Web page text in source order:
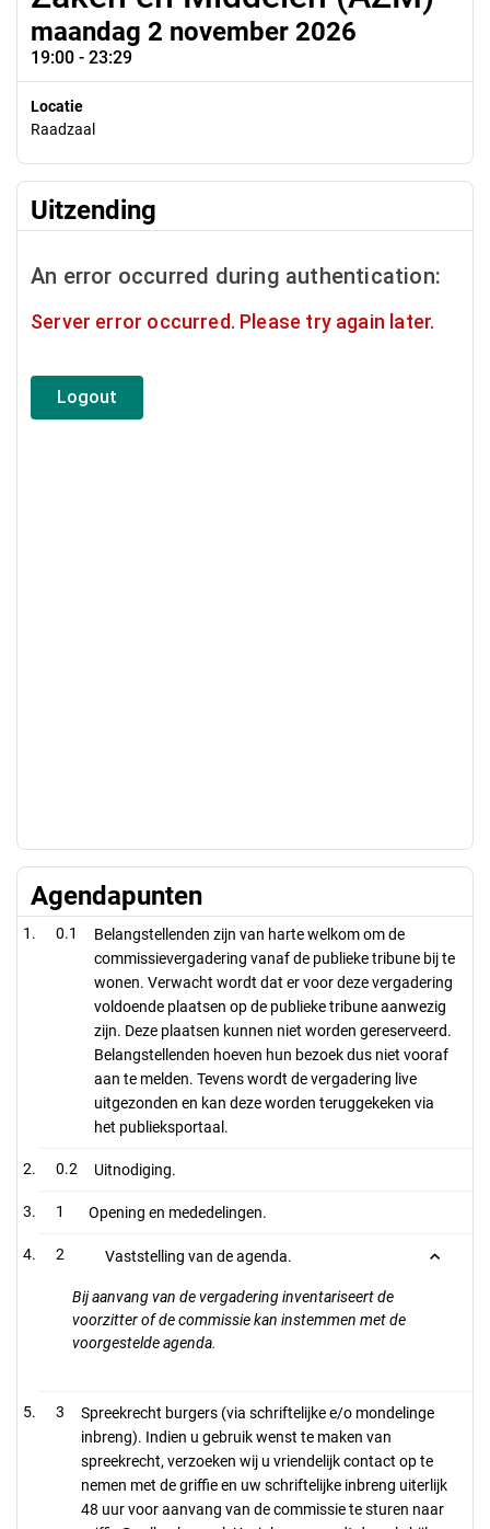
maandag 2 november 2026
19:00 - 23:29
Locatie
Raadzaal
Uitzending
Agendapunten
0.1
Belangstellenden zijn van harte welkom om de
commissievergadering vanaf de publieke tribune bij te
wonen. Verwacht wordt dat er voor deze vergadering
voldoende plaatsen op de publieke tribune aanwezig
zijn. Deze plaatsen kunnen niet worden gereserveerd.
Belangstellenden hoeven hun bezoek dus niet vooraf
aan te melden. Tevens wordt de vergadering live
uitgezonden en kan deze worden teruggekeken via
het publieksportaal.
0.2 Uitnodiging.
1 Opening en mededelingen.
2 Vaststelling van de agenda.
Bij aanvang van de vergadering inventariseert de
voorzitter of de commissie kan instemmen met de
voorgestelde agenda.
3
Spreekrecht burgers (via schriftelijke e/o mondelinge
inbreng). Indien u gebruik wenst te maken van
spreekrecht, verzoeken wij u vriendelijk contact op te
nemen met de griffie en uw schriftelijke inbreng uiterlijk
48 uur voor aanvang van de commissie te sturen naar